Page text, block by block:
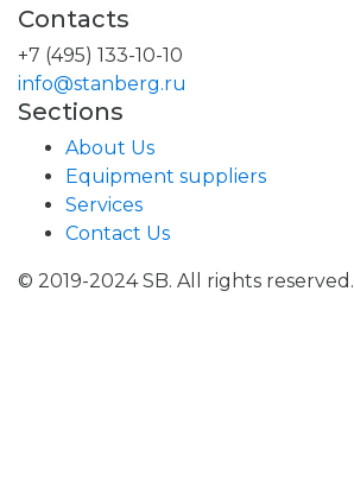
Contacts
+7 (495) 133-10-10
info@stanberg.ru
Sections
About Us
Equipment suppliers
Services
Contact Us
© 2019-2024 SB. All rights reserved.